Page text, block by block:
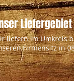
Liefergebiet
liefern im Umkreis
Firmensitz in